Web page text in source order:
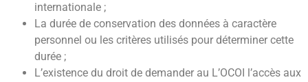
internationale ;
La durée de conservation des données à caractère
personnel ou les critères utilisés pour déterminer cette
durée ;
L’existence du droit de demander au L’OCOI l’accès aux